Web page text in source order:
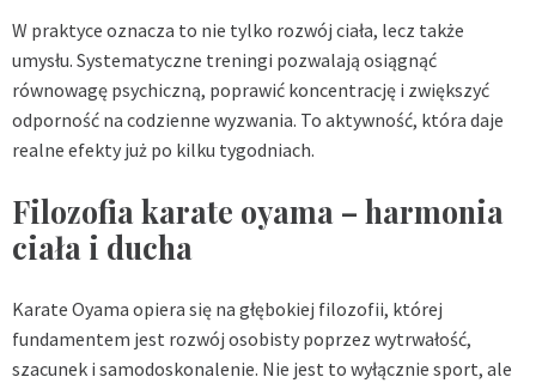
W praktyce oznacza to nie tylko rozwój ciała, lecz także
umysłu. Systematyczne treningi pozwalają osiągnąć
równowagę psychiczną, poprawić koncentrację i zwiększyć
odporność na codzienne wyzwania. To aktywność, która daje
realne efekty już po kilku tygodniach.
Filozofia karate oyama – harmonia
ciała i ducha
Karate Oyama opiera się na głębokiej filozofii, której
fundamentem jest rozwój osobisty poprzez wytrwałość,
szacunek i samodoskonalenie. Nie jest to wyłącznie sport, ale